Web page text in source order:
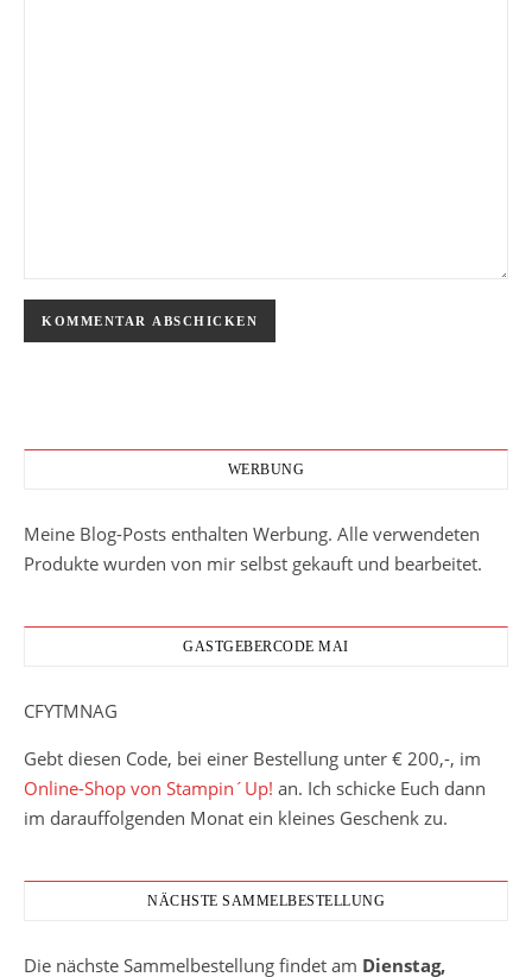
WERBUNG
Meine Blog-Posts enthalten Werbung. Alle verwendeten
Produkte wurden von mir selbst gekauft und bearbeitet.
GASTGEBERCODE MAI
CFYTMNAG
Gebt diesen Code, bei einer Bestellung unter € 200,-, im
Online-Shop von Stampin´Up! an. Ich schicke Euch dann
im darauffolgenden Monat ein kleines Geschenk zu.
NÄCHSTE SAMMELBESTELLUNG
Die nächste Sammelbestellung findet am Dienstag,